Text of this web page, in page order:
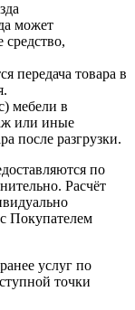
может
средство,
передача товара в
мебели в
или иные
после разгрузки.
по
Расчёт
Покупателем
услуг по
точки